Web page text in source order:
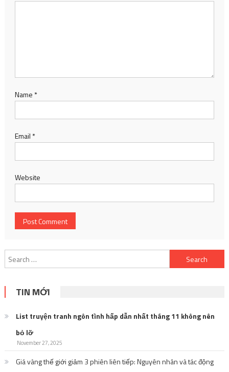
Name *
Email *
Website
Search
for:
TIN MỚI
List truyện tranh ngôn tình hấp dẫn nhất tháng 11 không nên
bỏ lỡ
November 27, 2025
Giá vàng thế giới giảm 3 phiên liên tiếp: Nguyên nhân và tác động